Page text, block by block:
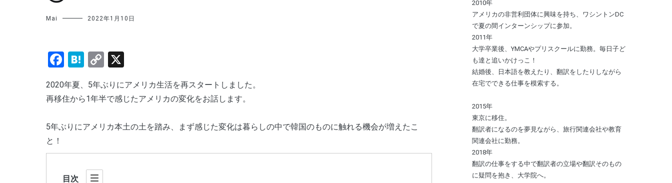
Mai 2022年1月10日
Facebook
Hatena
Copy
2020年夏、5年ぶりにアメリカ生活を再スタートしました。
再移住から1年半で感じたアメリカの変化をお話します。
5年ぶりにアメリカ本土の土を踏み、まず感じた変化は暮らしの中で韓国のものに触れる機会が増えたこ
と！
目次
2010年
アメリカの非営利団体に興味を持ち、ワシントンDC
で夏の間インターンシップに参加。
2011年
大学卒業後、YMCAやプリスクールに勤務。毎日子ど
も達と追いかけっこ！
結婚後、日本語を教えたり、翻訳をしたりしながら
在宅でできる仕事を模索する。
2015年
東京に移住。
翻訳者になるのを夢見ながら、旅行関連会社や教育
関連会社に勤務。
2018年
翻訳の仕事をする中で翻訳者の立場や翻訳そのもの
に疑問を抱き、大学院へ。